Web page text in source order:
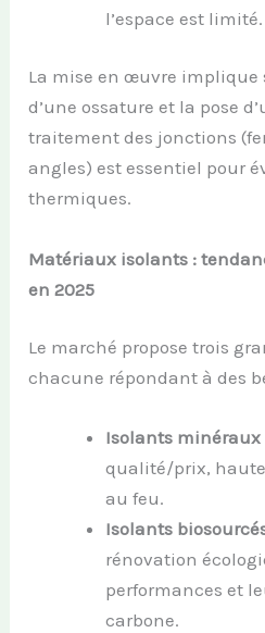
l’espace est limité.
La mise en œuvre implique
d’une ossature et la pose
traitement des jonctions
angles) est essentiel pour
thermiques.
Matériaux isolants :
en 2025
Le marché propose trois
chacune répondant à des
Isolants minéraux
qualité/prix,
au feu.
Isolants
rénovation
performances et
carbone.